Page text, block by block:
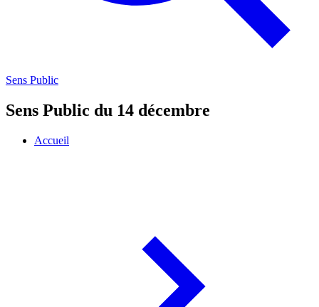
Sens Public
Sens Public du 14 décembre
Accueil